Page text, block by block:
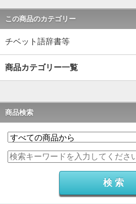
この商品のカテゴリー
チベット語辞書等
商品カテゴリー一覧
商品検索